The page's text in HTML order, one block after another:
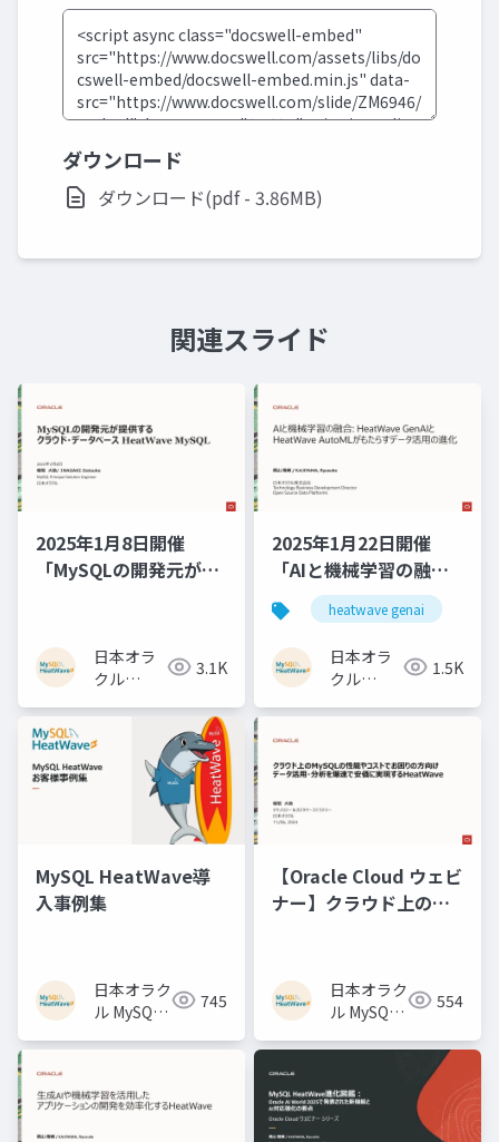
ダウンロード
ダウンロード(pdf - 3.86MB)
関連スライド
2025年1月8日開催
「MySQLの開発元が提
MySQL」日本オラ
クル
HeatWave
チーム
3.1K
2025年1月22日開催
「AIと機械学習の融合:
HeatWave GenAIと
HeatWave AutoMLが
もたらすデータ活用の
進化」
heatwave genai
日本オラ
クル
HeatWave
1.5K
MySQL HeatWave導
入事例集
日本オラク
ル MySQL
チーム
745
【Oracle Cloud ウェビ
ナー】クラウド上の
タ活用・分析を爆速で
安価に実現する
HeatWaveのご紹介
日本オラク
ル MySQL
チーム
554